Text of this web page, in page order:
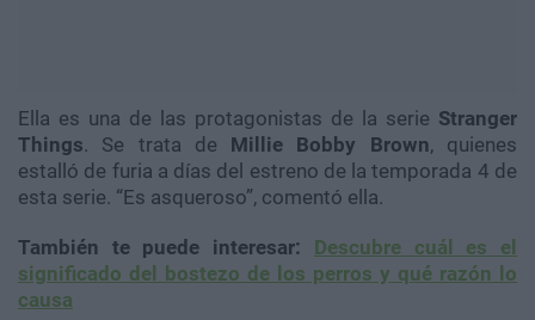
Ella es una de las protagonistas de la serie Stranger
Things. Se trata de Millie Bobby Brown, quienes
estalló de furia a días del estreno de la temporada 4 de
esta serie. “Es asqueroso”, comentó ella.
También te puede interesar: Descubre cuál es el
significado del bostezo de los perros y qué razón lo
causa